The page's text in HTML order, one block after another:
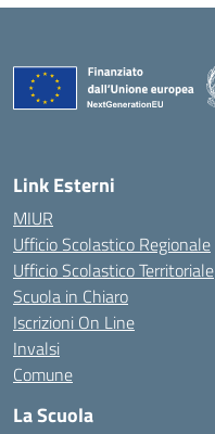
Link Esterni
MIUR
Ufficio Scolastico Regionale
Ufficio Scolastico Territoriale
Scuola in Chiaro
Iscrizioni On Line
Invalsi
Comune
La Scuola